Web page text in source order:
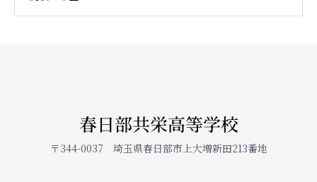
春日部共栄高等学校
〒344-0037 埼玉県春日部市上大増新田213番地